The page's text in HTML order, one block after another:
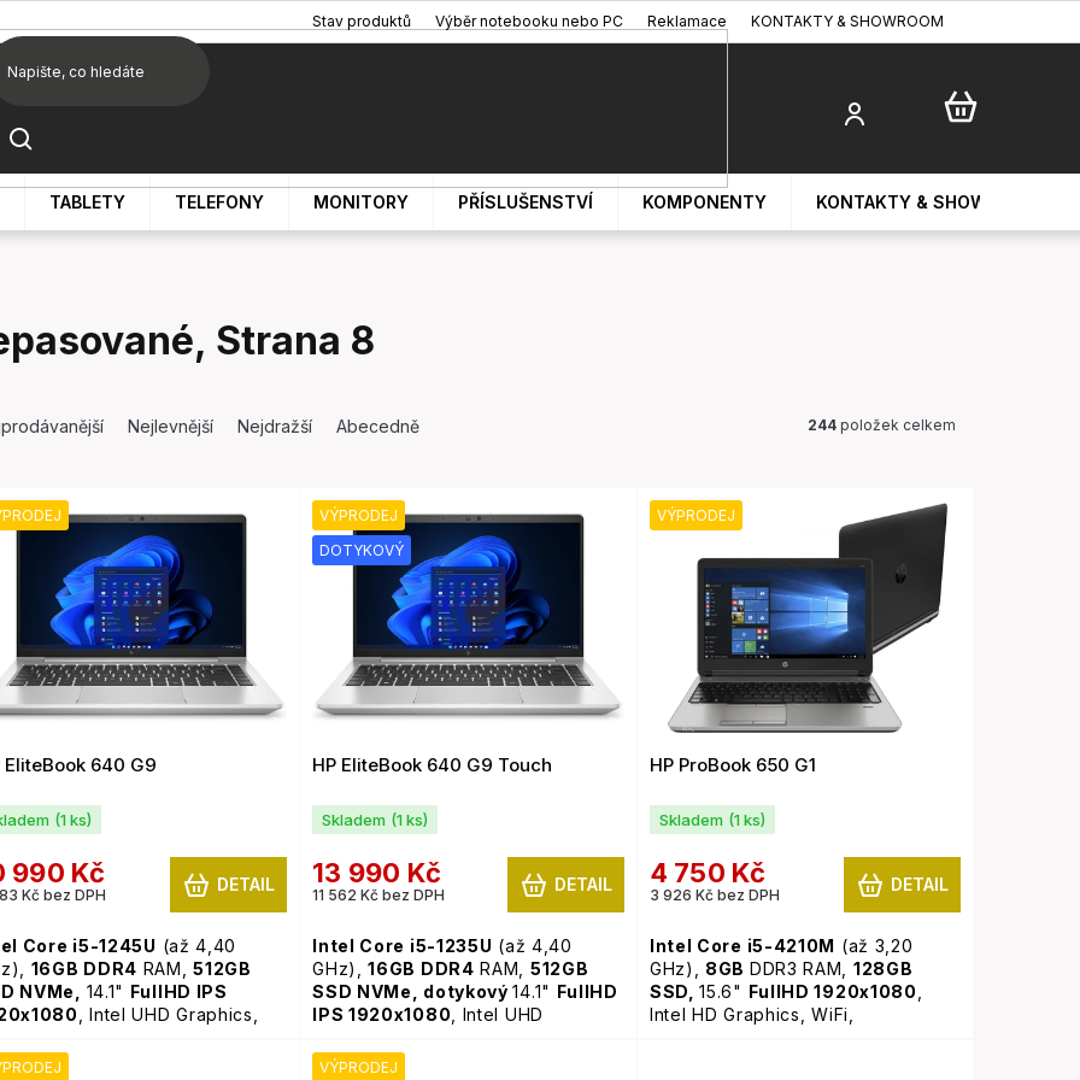
Stav produktů Výběr notebooku nebo PC Reklamace KONTAKTY & SHOWROOM
TABLETY TELEFONY MONITORY PŘÍSLUŠENSTVÍ KOMPONENTY KONTAKTY & SHOWROOM
, Strana 8
Nejlevnější Nejdražší Abecedně 244 položek celkem
EliteBook 640 G9
(1 ks)
Kč bez DPH
990 Kč DETAIL
Core i5-1245U (až 4,40
16GB DDR4 RAM,512GB
NVMe, 14.1" FullHD IPS
, Intel UHD Graphics,
VÝPRODEJ
DOTYKOVÝ
HP EliteBook 640 G9 Touch
Skladem (1 ks)
11 562 Kč bez DPH
13 990 Kč DETAIL
Intel Core i5-1235U (až 4,40
GHz),16GB DDR4 RAM, 512GB
SSD NVMe, dotykový14.1" FullHD
IPS 1920x1080 , Intel UHD
podsvícená klávesnice,
VÝPRODEJ
HP ProBook 650 G1
Skladem (1 ks)
3 926 Kč bez DPH
4 750 Kč DETAIL
Intel Core i5-4210M (až 3,20
GHz), 8GB DDR3 RAM, 128GB
SSD,15.6" FullHD 1920x1080
Intel HD Graphics, WiFi,
VÝPRODEJ